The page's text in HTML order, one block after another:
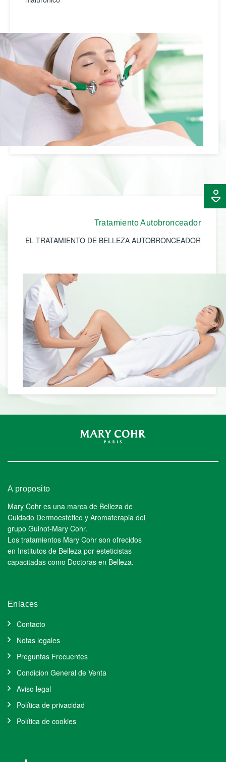
Tratamiento Autobronceador
EL TRATAMIENTO DE BELLEZA AUTOBRONCEADOR
A proposito
Mary Cohr es una marca de Belleza de
Cuidado Dermoestético y Aromaterapia del
grupo Guinot-Mary Cohr.
Los tratamientos Mary Cohr son ofrecidos
en Institutos de Belleza por esteticistas
capacitadas como Doctoras en Belleza.
Enlaces
Contacto
Notas legales
Preguntas Frecuentes
Condicion General de Venta
Aviso legal
Política de privacidad
Política de cookies